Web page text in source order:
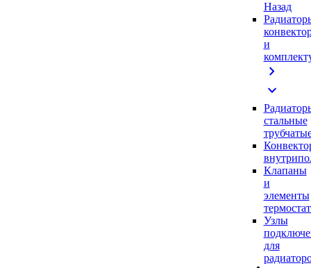
Назад
и
chevron_right
expand_more
стальные
Клапаны
и
элементы
Узлы
для